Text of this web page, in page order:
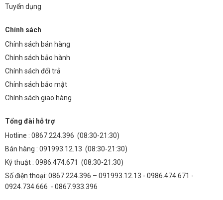
Tuyển dụng
Chính sách
Chính sách bán hàng
Chính sách bảo hành
Chính sách đổi trả
Chính sách bảo mật
Chính sách giao hàng
Tổng đài hỗ trợ
Hotline : 0867.224.396 (08:30-21:30)
Bán hàng : 091993.12.13 (08:30-21:30)
Kỹ thuật : 0986.474.671 (08:30-21:30)
Số điện thoại: 0867.224.396 – 091993.12.13 - 0986.474.671 -
0924.734.666 - 0867.933.396